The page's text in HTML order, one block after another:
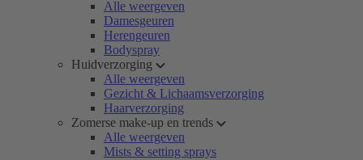
Alle weergeven
Damesgeuren
Herengeuren
Bodyspray
Huidverzorging
Alle weergeven
Gezicht & Lichaamsverzorging
Haarverzorging
Zomerse make-up en trends
Alle weergeven
Mists & setting sprays